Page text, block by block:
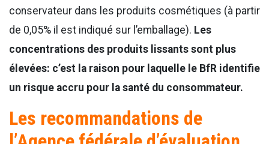
conservateur dans les produits cosmétiques (à partir
de 0,05% il est indiqué sur l’emballage). Les
concentrations des produits lissants sont plus
élevées: c’est la raison pour laquelle le BfR identifie
un risque accru pour la santé du consommateur.
Les recommandations de